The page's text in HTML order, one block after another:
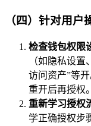
（四）针对用户
检查钱包权限
（如隐私设
访问资产”等
重开后再授权。
重新学习授权
学正确授权步